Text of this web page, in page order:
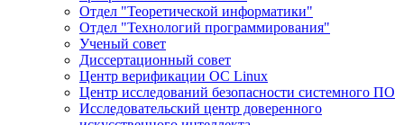
Отдел "Теоретической информатики"
Отдел "Технологий программирования"
Ученый совет
Диссертационный совет
Центр верификации ОС Linux
Центр исследований безопасности системного ПО
Исследовательский центр доверенного